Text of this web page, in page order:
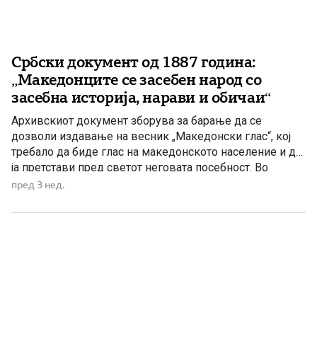
Србски документ од 1887 година:
„Македонците се засебен народ со
засебна историја, нарави и обичаи“
Архивскиот документ зборува за барање да се
дозволи издавање на весник „Македонски глас“, кој
требало да биде глас на македонското население и да
ја претстави пред светот неговата посебност. Во
јавноста повторно се појави значаен историски
Македонците како за засебен народ, со своја историја,
пред 3 нед.